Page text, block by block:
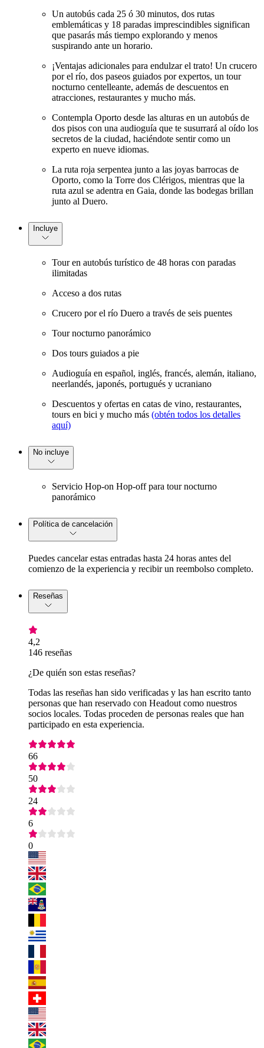
Un autobús cada 25 ó 30 minutos, dos rutas
emblemáticas y 18 paradas imprescindibles significan
que pasarás más tiempo explorando y menos
suspirando ante un horario.
¡Ventajas adicionales para endulzar el trato! Un crucero
por el río, dos paseos guiados por expertos, un tour
nocturno centelleante, además de descuentos en
atracciones, restaurantes y mucho más.
Contempla Oporto desde las alturas en un autobús de
dos pisos con una audioguía que te susurrará al oído los
secretos de la ciudad, haciéndote sentir como un
experto en nueve idiomas.
La ruta roja serpentea junto a las joyas barrocas de
Oporto, como la Torre dos Clérigos, mientras que la
ruta azul se adentra en Gaia, donde las bodegas brillan
junto al Duero.
Incluye
Tour en autobús turístico de 48 horas con paradas
ilimitadas
Acceso a dos rutas
Crucero por el río Duero a través de seis puentes
Tour nocturno panorámico
Dos tours guiados a pie
Audioguía en español, inglés, francés, alemán, italiano,
neerlandés, japonés, portugués y ucraniano
Descuentos y ofertas en catas de vino, restaurantes,
tours en bici y mucho más (obtén todos los detalles
aquí)
No incluye
Servicio Hop-on Hop-off para tour nocturno
panorámico
Política de cancelación
Puedes cancelar estas entradas hasta 24 horas antes del
comienzo de la experiencia y recibir un reembolso completo.
Reseñas
4,2
146 reseñas
¿De quién son estas reseñas?
Todas las reseñas han sido verificadas y las han escrito tanto
personas que han reservado con Headout como nuestros
socios locales. Todas proceden de personas reales que han
participado en esta experiencia.
66
50
24
6
0